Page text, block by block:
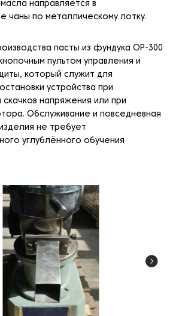
направляется в
чаны по металлическому лотку.
пасты из фундука OP-300
пультом управления и
который служит для
устройства при
скачков напряжения или при
Обслуживание и повседневная
не требует
углублённого обучения